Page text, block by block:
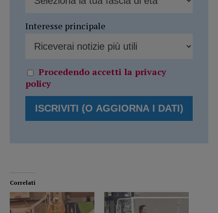
Interesse principale
Procedendo accetti la privacy
policy
Correlati